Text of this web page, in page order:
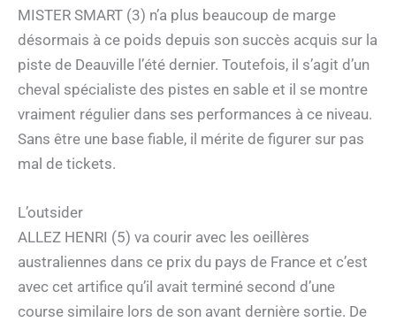
MISTER SMART (3) n’a plus beaucoup de marge
désormais à ce poids depuis son succès acquis sur la
piste de Deauville l’été dernier. Toutefois, il s’agit d’un
cheval spécialiste des pistes en sable et il se montre
vraiment régulier dans ses performances à ce niveau.
Sans être une base fiable, il mérite de figurer sur pas
mal de tickets.
L’outsider
ALLEZ HENRI (5) va courir avec les oeillères
australiennes dans ce prix du pays de France et c’est
avec cet artifice qu’il avait terminé second d’une
course similaire lors de son avant dernière sortie. De